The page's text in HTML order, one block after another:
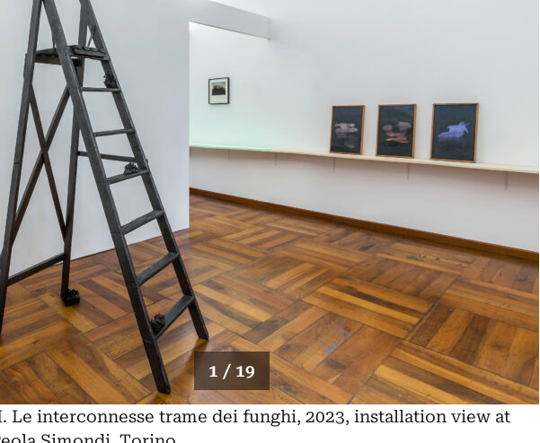
1 / 19
Le interconnesse trame dei funghi, 2023, installation view at